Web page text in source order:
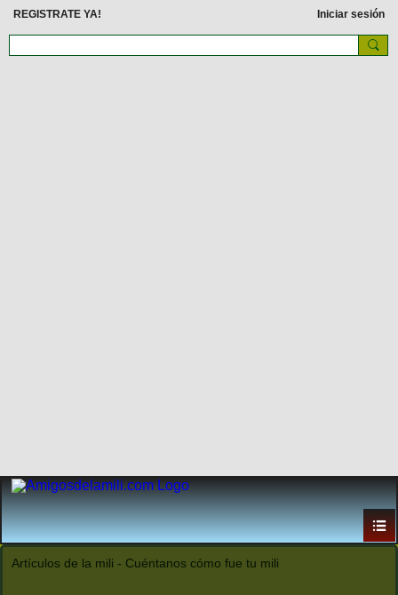
REGISTRATE YA! Iniciar sesión
Artículos de la mili - Cuéntanos cómo fue tu mili